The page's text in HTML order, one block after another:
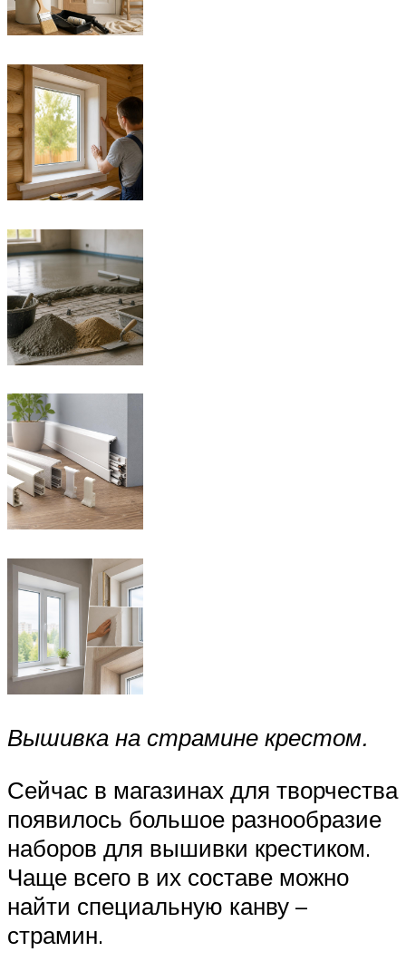
Вышивка на страмине крестом.
Сейчас в магазинах для творчества
появилось большое разнообразие
наборов для вышивки крестиком.
Чаще всего в их составе можно
найти специальную канву –
страмин.